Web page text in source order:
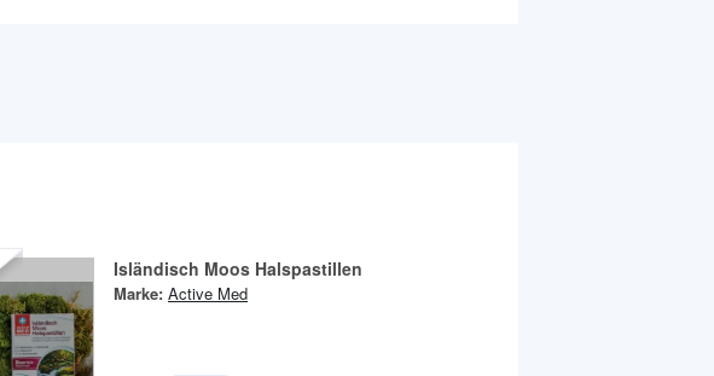
Isländisch Moos Halspastillen
Marke: Active Med